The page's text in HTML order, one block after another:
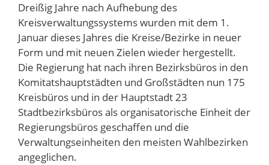
Dreißig Jahre nach Aufhebung des
Kreisverwaltungssystems wurden mit dem 1.
Januar dieses Jahres die Kreise/Bezirke in neuer
Form und mit neuen Zielen wieder hergestellt.
Die Regierung hat nach ihren Bezirksbüros in den
Komitatshauptstädten und Großstädten nun 175
Kreisbüros und in der Hauptstadt 23
Stadtbezirksbüros als organisatorische Einheit der
Regierungsbüros geschaffen und die
Verwaltungseinheiten den meisten Wahlbezirken
angeglichen.